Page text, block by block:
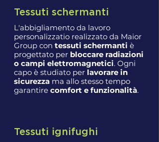
Tessuti schermanti
L'abbigliamento da lavoro
personalizzatio realizzato da Maior
Group con tessuti schermanti è
progettato per bloccare radiazioni
o campi elettromagnetici. Ogni
capo è studiato per lavorare in
sicurezza ma allo stesso tempo
garantire comfort e funzionalità.
Tessuti ignifughi